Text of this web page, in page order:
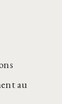
au